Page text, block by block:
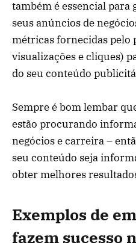
também é essencial para
seus anúncios de
métricas fornecidas pelo
visualizações e cliques)
do seu conteúdo
Sempre é bom lembar
estão procurando
negócios e carreira –
seu conteúdo seja
obter melhores
Exemplos de
fazem sucesso